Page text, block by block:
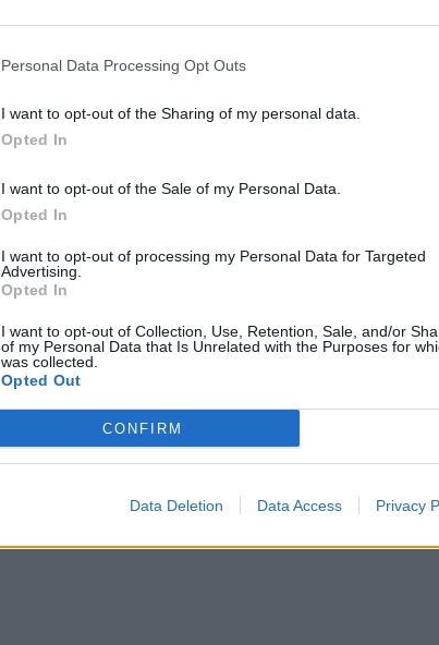
Personal Data Processing Opt Outs
I want to opt-out of the Sharing of my personal data.
Opted In
I want to opt-out of the Sale of my Personal Data.
Opted In
I want to opt-out of processing my Personal Data for Targeted
Advertising.
Opted In
I want to opt-out of Collection, Use, Retention, Sale, and/or
of my Personal Data that Is Unrelated with the Purposes for
was collected.
Opted Out
CONFIRM
Data Deletion Data Access Privacy